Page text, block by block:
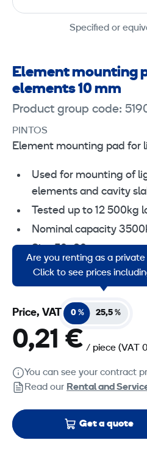
Specified or
Element mounting
elements 10 mm
Product group code:
PINTOS
Element mounting pad for
Used for mounting of
elements and cavity
Tested up to 12 500kg
Nominal capacity
Size 50×80 mm
Height 10 mm
Are you renting as a private
Click to see prices
Price, VAT 0 % 25,5 %
0,21 € / piece (VAT
You can see your contract
Read our Rental and
Get a quote